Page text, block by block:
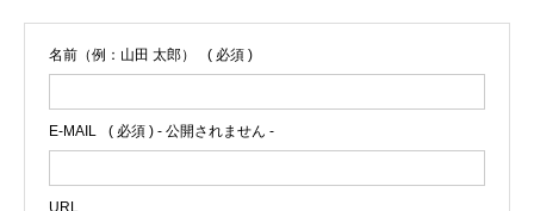
名前（例：山田 太郎） ( 必須 )
E-MAIL ( 必須 ) - 公開されません -
URL